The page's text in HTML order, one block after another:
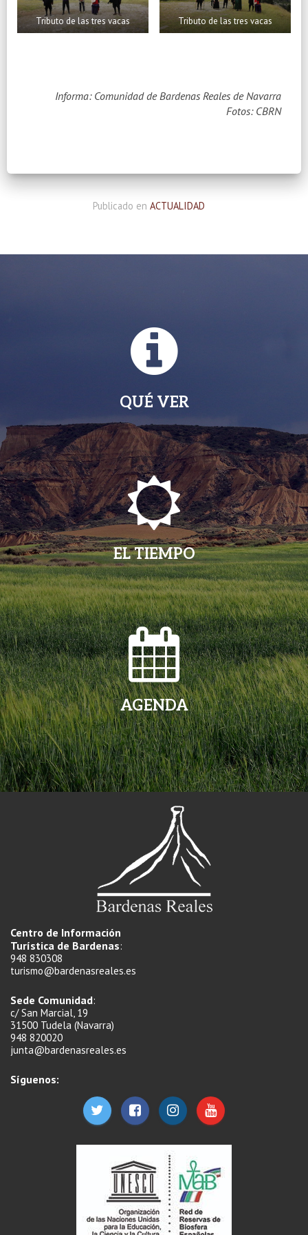
Tributo de las tres vacas Tributo de las tres vacas
Informa: Comunidad de Bardenas Reales de Navarra
Fotos: CBRN
Publicado enACTUALIDAD
QUÉ VER
EL TIEMPO
AGENDA
Centro de Información
Turística de Bardenas:
948 830308
turismo@bardenasreales.es
Sede Comunidad:
c/ San Marcial, 19
31500 Tudela (Navarra)
948 820020
junta@bardenasreales.es
Síguenos: